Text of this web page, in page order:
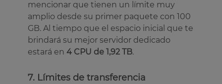
mencionar que tienen un límite muy
amplio desde su primer paquete con 100
GB. Al tiempo que el espacio inicial que te
brindará su mejor servidor dedicado
estará en 4 CPU de 1,92 TB.
7. Límites de transferencia